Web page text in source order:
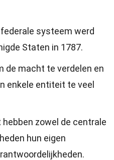
systeem werd
Staten in 1787.
de macht te verdelen en
enkele entiteit te veel
zowel de centrale
hun eigen